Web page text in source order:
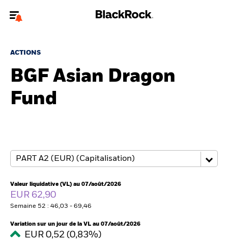
financiers.
jourvotre type d'utilisateur
A propos de BlackRock
Thèmes
ETFs & Fonds indiciels
Documents
ACTIONS
BGF Asian Dragon
Fund
Valeur liquidative (VL) au 07/août/2026
EUR 62,90
Semaine 52 : 46,03 - 69,46
Variation sur un jour de la VL au 07/août/2026
EUR 0,52 (0,83%)